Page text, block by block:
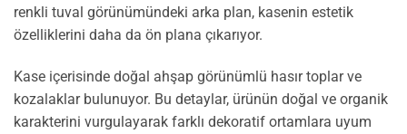
renkli tuval görünümündeki arka plan, kasenin estetik
özelliklerini daha da ön plana çıkarıyor.
Kase içerisinde doğal ahşap görünümlü hasır toplar ve
kozalaklar bulunuyor. Bu detaylar, ürünün doğal ve organik
karakterini vurgulayarak farklı dekoratif ortamlara uyum